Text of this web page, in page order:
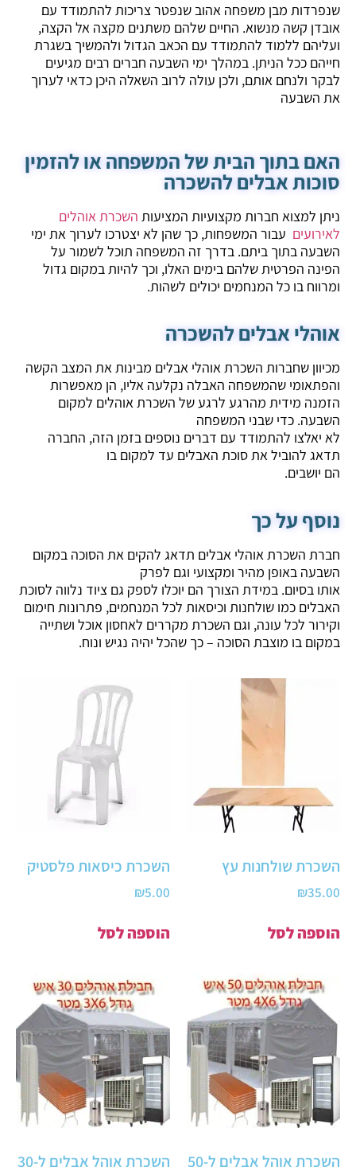
שנפרדות מבן משפחה אהוב שנפטר צריכות להתמודד עם
אובדן קשה מנשוא. החיים שלהם משתנים מקצה אל הקצה,
ועליהם ללמוד להתמודד עם הכאב הגדול ולהמשיך בשגרת
חייהם ככל הניתן. במהלך ימי השבעה חברים רבים מגיעים
לבקר ולנחם אותם, ולכן עולה לרוב השאלה היכן כדאי לערוך
את השבעה
האם בתוך הבית של המשפחה או להזמין
סוכות אבלים להשכרה
ניתן למצוא חברות מקצועיות המציעות השכרת אוהלים
לאירועים עבור המשפחות, כך שהן לא יצטרכו לערוך את ימי
השבעה בתוך ביתם. בדרך זה המשפחה תוכל לשמור על
הפינה הפרטית שלהם בימים האלו, וכך להיות במקום גדול
ומרווח בו כל המנחמים יכולים לשהות.
אוהלי אבלים להשכרה
מכיוון שחברות השכרת אוהלי אבלים מבינות את המצב הקשה
והפתאומי שהמשפחה האבלה נקלעה אליו, הן מאפשרות
הזמנה מידית מהרגע לרגע של השכרת אוהלים למקום
השבעה. כדי שבני המשפחה
לא יאלצו להתמודד עם דברים נוספים בזמן הזה, החברה
תדאג להוביל את סוכת האבלים עד למקום בו
הם יושבים.
נוסף על כך
חברת השכרת אוהלי אבלים תדאג להקים את הסוכה במקום
השבעה באופן מהיר ומקצועי וגם לפרק
אותו בסיום. במידת הצורך הם יוכלו לספק גם ציוד נלווה לסוכת
האבלים כמו שולחנות וכיסאות לכל המנחמים, פתרונות חימום
וקירור לכל עונה, וגם השכרת מקררים לאחסון אוכל ושתייה
במקום בו מוצבת הסוכה – כך שהכל יהיה נגיש ונוח.
השכרת שולחנות עץ
₪35.00
הוספה לסל
השכרת כיסאות פלסטיק
₪5.00
הוספה לסל
השכרת אוהל אבלים ל-50
השכרת אוהל אבלים ל-30